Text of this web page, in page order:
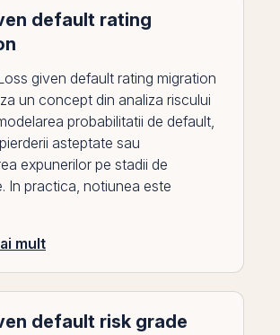
default rating
given default rating migration
un concept din analiza riscului
probabilitatii de default,
asteptate sau
expunerilor pe stadii de
In practica, notiunea este
mult
default risk grade